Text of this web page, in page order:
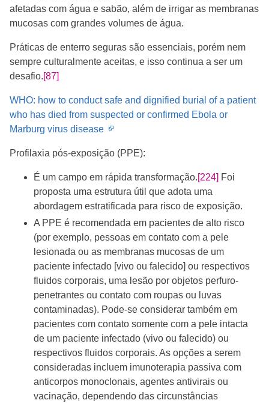
afetadas com água e sabão, além de irrigar as membranas
mucosas com grandes volumes de água.
Práticas de enterro seguras são essenciais, porém nem
sempre culturalmente aceitas, e isso continua a ser um
desafio.[87]
WHO: how to conduct safe and dignified burial of a patient
who has died from suspected or confirmed Ebola or
Marburg virus disease
new
window
Profilaxia pós-exposição (PPE):
É um campo em rápida transformação.[224] Foi
proposta uma estrutura útil que adota uma
abordagem estratificada para risco de exposição.
A PPE é recomendada em pacientes de alto risco
(por exemplo, pessoas em contato com a pele
lesionada ou as membranas mucosas de um
paciente infectado [vivo ou falecido] ou respectivos
fluidos corporais, uma lesão por objetos perfuro-
penetrantes ou contato com roupas ou luvas
contaminadas). Pode-se considerar também em
pacientes com contato somente com a pele intacta
de um paciente infectado (vivo ou falecido) ou
respectivos fluidos corporais. As opções a serem
consideradas incluem imunoterapia passiva com
anticorpos monoclonais, agentes antivirais ou
vacinação, dependendo das circunstâncias